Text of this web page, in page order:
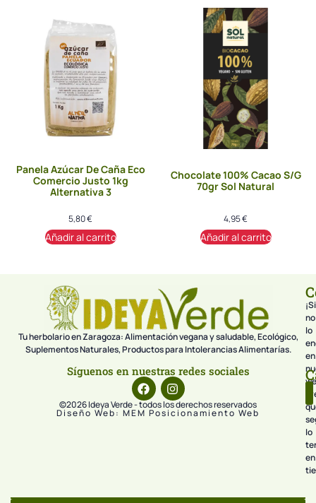
Panela Azúcar De Caña Eco
Comercio Justo 1kg
Alternativa 3
5,80€
Añadir al carrito
Chocolate 100% Cacao S/G
70gr Sol Natural
4,95€
Añadir al carrito
Tu herbolario en Zaragoza: Alimentación vegana y saludable, Ecológico,
Suplementos Naturales, Productos para Intolerancias Alimentarías.
Síguenos en nuestras redes sociales
©2026 Ideya Verde - todos los derechos reservados
Diseño Web: MEM Posicionamiento Web
¡Si
no
lo
en
lo
en